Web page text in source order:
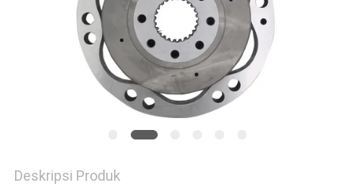
Deskripsi Produk